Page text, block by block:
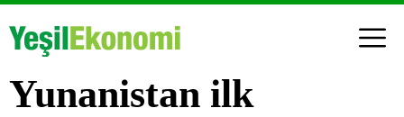
Yunanistan ilk